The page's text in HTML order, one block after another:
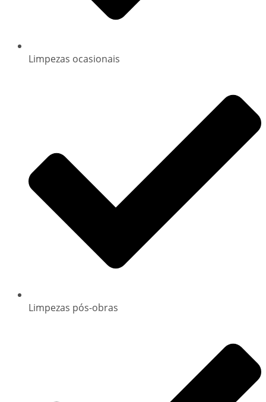
Limpezas ocasionais
Limpezas pós-obras